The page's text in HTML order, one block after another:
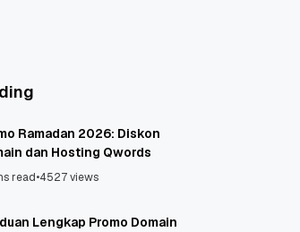
Ramadan 2026: Diskon
dan Hosting Qwords
read•4527 views
Lengkap Promo Domain